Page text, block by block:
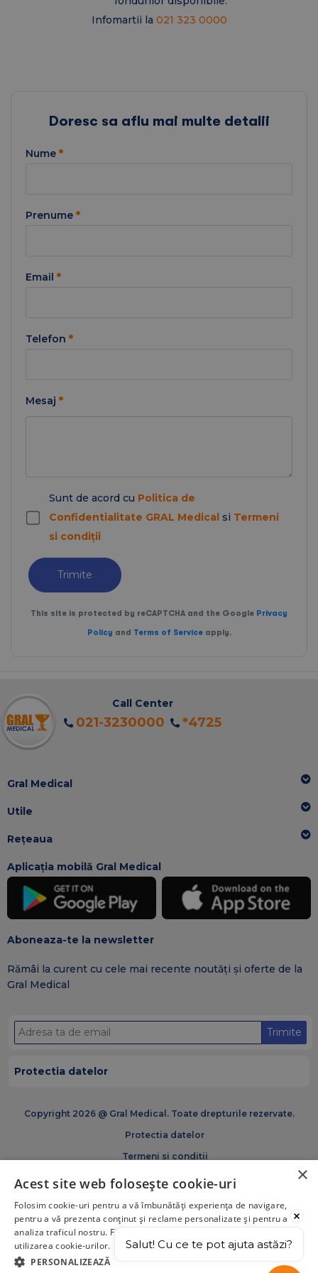
Infomartii la 021 323 0000
Doresc sa aflu mai multe detalii
Nume *
Prenume *
Email *
Telefon *
Mesaj *
Sunt de acord cu Politica de
Confidentialitate GRAL Medical si Termeni
si condiții
Trimite
This site is protected by reCAPTCHA and the Google Privacy
Policy and Terms of Serviceapply.
Call Center
021-3230000 *4725
Gral Medical
Utile
Rețeaua
Aplicația mobilă Gral Medical
Aboneaza-te la newsletter
Rămâi la curent cu cele mai recente noutăți și oferte de la
Gral Medical
Trimite
Protectia datelor
Copyright 2026 @ Gral Medical. Toate drepturile rezervate.
Protectia datelor
Termeni si conditii
Politica de cookies
Salut! Cu ce te pot ajuta astăzi?
×
Acest site web folosește cookie-uri
Folosim cookie-uri pentru a vă îmbunătăți experiența de navigare,
pentru a vă prezenta conținut și reclame personalizate și pentru a
analiza traficul nostru. Făcând click pe „Acceptă tot”, acceptați
utilizarea cookie-urilor.
PERSONALIZEAZĂ